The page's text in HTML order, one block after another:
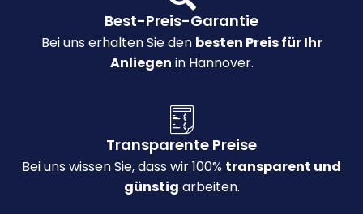
Best-Preis-Garantie
Bei uns erhalten Sie den besten Preis für Ihr
Anliegen in Hannover.
Transparente Preise
Bei uns wissen Sie, dass wir 100% transparent und
günstig arbeiten.